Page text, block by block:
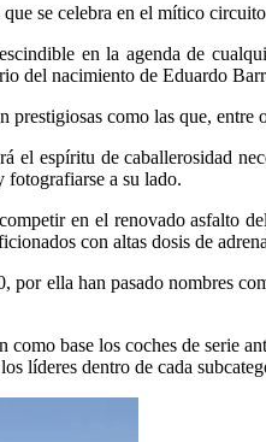
se celebra en el mítico
en la agenda de
nacimiento de Eduardo
como las que, entre
el espíritu de caballerosidad
fotografiarse a su lado.
en el renovado asfalto
con altas dosis de
ella han pasado nombres
base los coches de serie
líderes dentro de cada